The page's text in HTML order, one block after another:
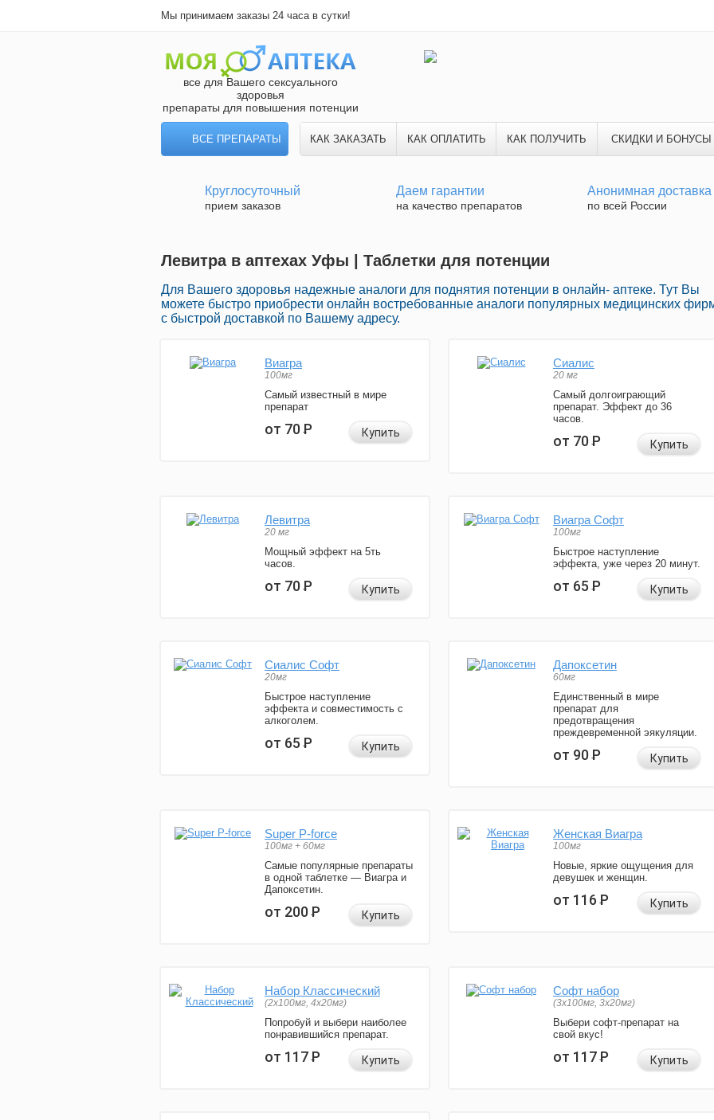
Мы принимаем заказы 24 часа в сутки!
все для Вашего сексуального
здоровья
препараты для повышения потенции
ВСЕ ПРЕПАРАТЫ КАК ЗАКАЗАТЬ КАК ОПЛАТИТЬ КАК ПОЛУЧИТЬ СКИДКИ И БОНУСЫ
Круглосуточный
прием заказов
Даем гарантии
на качество препаратов
Анонимная доставка
по всей России
Левитра в аптехах Уфы | Таблетки для потенции
Для Вашего здоровья надежные аналоги для поднятия потенции в онлайн- аптеке. Тут Вы
можете быстро приобрести онлайн востребованные аналоги популярных медицинских
с быстрой доставкой по Вашему адресу.
Виагра
100мг
Самый известный в мире
препарат
от 70Р Купить
Сиалис
20 мг
Самый долгоиграющий
препарат. Эффект до 36
часов.
от 70Р Купить
Левитра
20 мг
Мощный эффект на 5ть
часов.
от 70Р Купить
Виагра Софт
100мг
Быстрое наступление
эффекта, уже через 20 минут.
от 65Р Купить
Сиалис Софт
20мг
Быстрое наступление
эффекта и совместимость с
алкоголем.
от 65Р Купить
Дапоксетин
60мг
Единственный в мире
препарат для
предотвращения
преждевременной эякуляции.
от 90Р Купить
Super P-force
100мг + 60мг
Самые популярные препараты
в одной таблетке — Виагра и
Дапоксетин.
от 200Р Купить
Женская Виагра
100мг
Новые, яркие ощущения для
девушек и женщин.
от 116Р Купить
Набор Классический
(2x100мг, 4x20мг)
Попробуй и выбери наиболее
понравившийся препарат.
от 117Р Купить
Софт набор
(3x100мг, 3x20мг)
Выбери софт-препарат на
свой вкус!
от 117Р Купить